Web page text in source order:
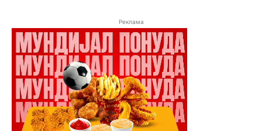
Реклама